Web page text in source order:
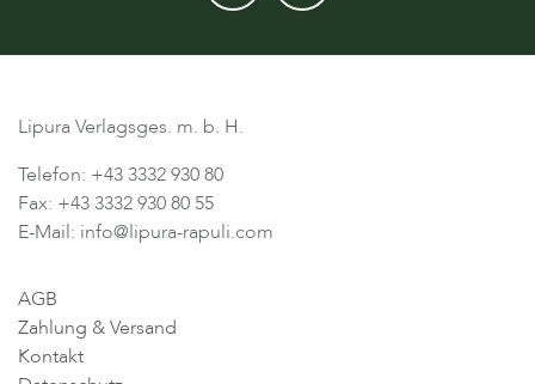
Lipura Verlagsges. m. b. H.
Telefon: +43 3332 930 80
Fax: +43 3332 930 80 55
E-Mail: info@lipura-rapuli.com
AGB
Zahlung & Versand
Kontakt